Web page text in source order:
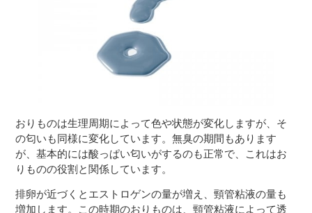
おりものは生理周期によって色や状態が変化しますが、そ
の匂いも同様に変化しています。無臭の期間もあります
が、基本的には酸っぱい匂いがするのも正常で、これはお
りものの役割と関係しています。
排卵が近づくとエストロゲンの量が増え、頸管粘液の量も
増加します。この時期のおりものは、頸管粘液によって透